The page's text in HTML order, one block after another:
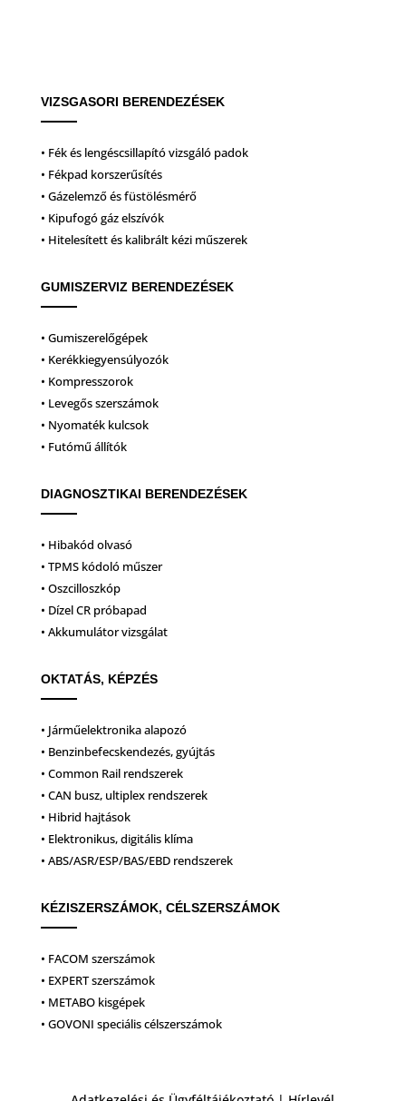
VIZSGASORI BERENDEZÉSEK
• Fék és lengéscsillapító vizsgáló padok
• Fékpad korszerűsítés
• Gázelemző és füstölésmérő
• Kipufogó gáz elszívók
• Hitelesített és kalibrált kézi műszerek
GUMISZERVIZ BERENDEZÉSEK
• Gumiszerelőgépek
• Kerékkiegyensúlyozók
• Kompresszorok
• Levegős szerszámok
• Nyomaték kulcsok
• Futómű állítók
DIAGNOSZTIKAI BERENDEZÉSEK
• Hibakód olvasó
• TPMS kódoló műszer
• Oszcilloszkóp
• Dízel CR próbapad
• Akkumulátor vizsgálat
OKTATÁS, KÉPZÉS
• Járműelektronika alapozó
• Benzinbefecskendezés, gyújtás
• Common Rail rendszerek
• CAN busz, ultiplex rendszerek
• Hibrid hajtások
• Elektronikus, digitális klíma
• ABS/ASR/ESP/BAS/EBD rendszerek
KÉZISZERSZÁMOK, CÉLSZERSZÁMOK
• FACOM szerszámok
• EXPERT szerszámok
• METABO kisgépek
• GOVONI speciális célszerszámok